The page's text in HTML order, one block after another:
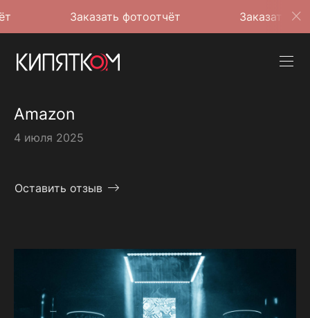
Заказать фотоотчёт Заказать фотоотчёт
Amazon
4 июля 2025
Оставить отзыв